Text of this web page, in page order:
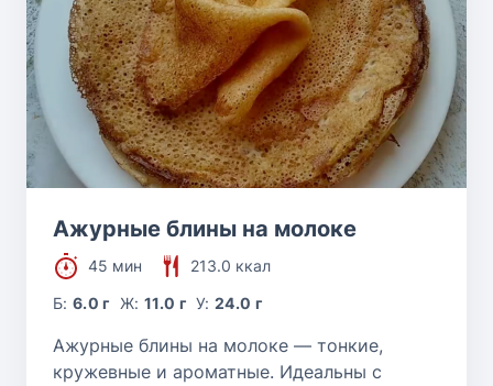
Ажурные блины на молоке
45 мин
213.0 ккал
Б:6.0 г Ж: 11.0 г У:24.0 г
Ажурные блины на молоке — тонкие,
кружевные и ароматные. Идеальны с